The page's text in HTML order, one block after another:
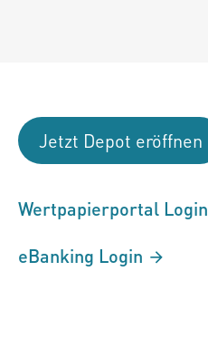
Jetzt Depot eröffnen
Wertpapierportal Login
eBanking Login